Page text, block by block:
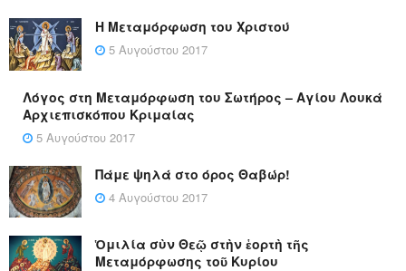
Η Μεταμόρφωση του Χριστού
5 Αυγούστου 2017
Λόγος στη Μεταμόρφωση του Σωτήρος – Αγίου Λουκά
Αρχιεπισκόπου Κριμαίας
5 Αυγούστου 2017
Πάμε ψηλά στο όρος Θαβώρ!
4 Αυγούστου 2017
Ὁμιλία σὺν Θεῷ στὴν ἑορτὴ τῆς
Μεταμόρφωσης τοῦ Κυρίου